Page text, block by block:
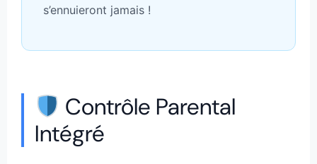
s’ennuieront jamais !
Contrôle Parental
Intégré